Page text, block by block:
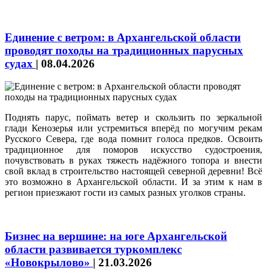
Единение с ветром: в Архангельской области
проводят походы на традиционных парусных
судах | 08.04.2026
Поднять парус, поймать ветер и скользить по зеркальной
глади Кенозерья или устремиться вперёд по могучим рекам
Русского Севера, где вода помнит голоса предков. Освоить
традиционное для поморов искусство судостроения,
почувствовать в руках тяжесть надёжного топора и внести
свой вклад в строительство настоящей северной деревни! Всё
это возможно в Архангельской области. И за этим к нам в
регион приезжают гости из самых разных уголков страны.
Бизнес на вершине: на юге Архангельской
области развивается туркомплекс
«Новокрылово» | 21.03.2026